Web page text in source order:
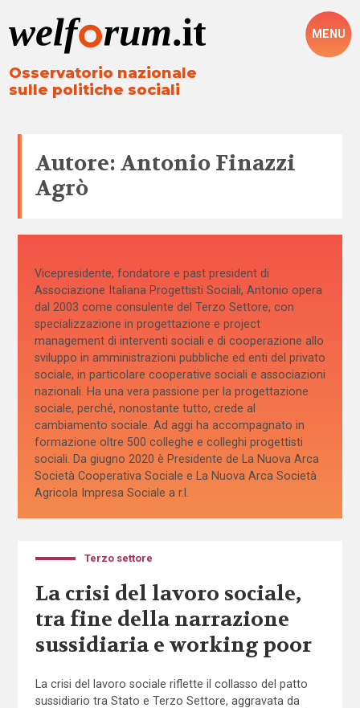
Osservatorio nazionale
sulle politiche sociali
MENU
Autore: Antonio Finazzi
Agrò
Vicepresidente, fondatore e past president di
Associazione Italiana Progettisti Sociali, Antonio opera
dal 2003 come consulente del Terzo Settore, con
specializzazione in progettazione e project
management di interventi sociali e di cooperazione allo
sviluppo in amministrazioni pubbliche ed enti del privato
sociale, in particolare cooperative sociali e associazioni
nazionali. Ha una vera passione per la progettazione
sociale, perché, nonostante tutto, crede al
cambiamento sociale. Ad aggi ha accompagnato in
formazione oltre 500 colleghe e colleghi progettisti
sociali. Da giugno 2020 è Presidente de La Nuova Arca
Società Cooperativa Sociale e La Nuova Arca Società
Agricola Impresa Sociale a r.l.
Terzo settore
La crisi del lavoro sociale,
tra fine della narrazione
sussidiaria e working poor
La crisi del lavoro sociale riflette il collasso del patto
sussidiario tra Stato e Terzo Settore, aggravata da